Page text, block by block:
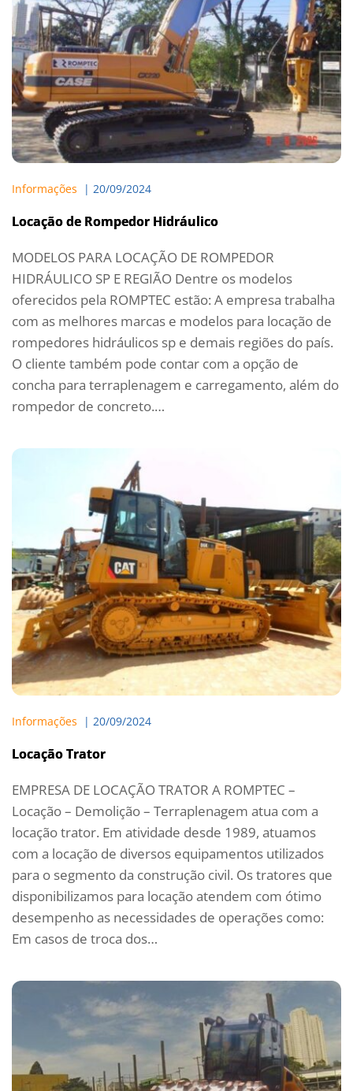
Informações
  |
20/09/2024
Locação de Rompedor Hidráulico
MODELOS PARA LOCAÇÃO DE ROMPEDOR
HIDRÁULICO SP E REGIÃO Dentre os modelos
oferecidos pela ROMPTEC estão: A empresa trabalha
com as melhores marcas e modelos para locação de
rompedores hidráulicos sp e demais regiões do país.
O cliente também pode contar com a opção de
concha para terraplenagem e carregamento, além do
rompedor de concreto.…
Informações
  |
20/09/2024
Locação Trator
EMPRESA DE LOCAÇÃO TRATOR A ROMPTEC –
Locação – Demolição – Terraplenagem atua com a
locação trator. Em atividade desde 1989, atuamos
com a locação de diversos equipamentos utilizados
para o segmento da construção civil. Os tratores que
disponibilizamos para locação atendem com ótimo
desempenho as necessidades de operações como:
Em casos de troca dos…